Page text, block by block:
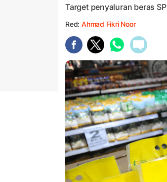
Target penyaluran beras
Red: Ahmad Fikri Noor